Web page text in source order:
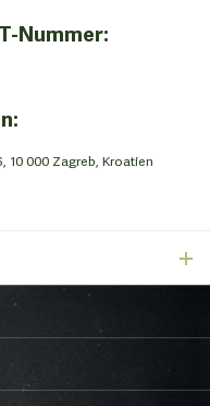
Nummer:
10 000 Zagreb, Kroatien